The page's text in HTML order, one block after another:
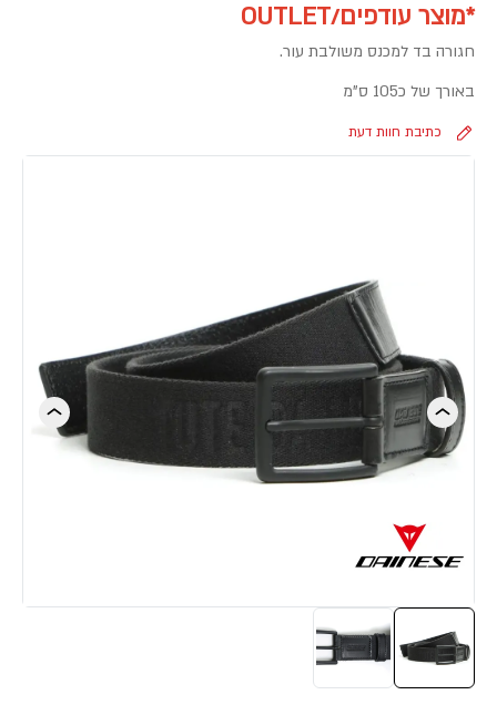
*מוצר עודפים/OUTLET
חגורה בד למכנס משולבת עור.
באורך של כ105 ס"מ
כתיבת חוות דעת